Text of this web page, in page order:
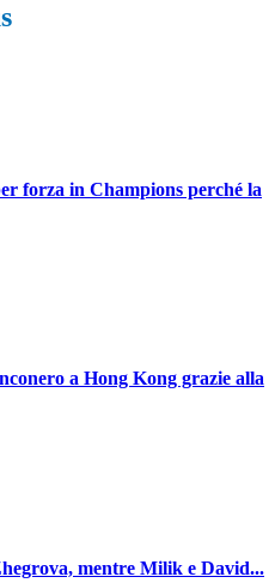
forza in Champions perché la
a Hong Kong grazie alla
mentre Milik e David...